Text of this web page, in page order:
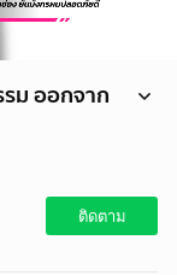
ม ออกจาก
รรม ออกจากช่อง
งกรผมปลอดภัยดี
เป็นข้อความว่า
ติดตาม